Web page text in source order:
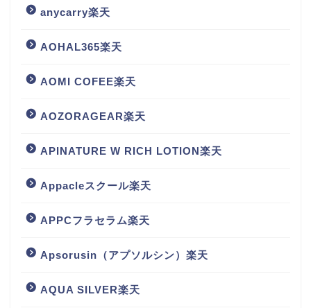
anycarry楽天
AOHAL365楽天
AOMI COFEE楽天
AOZORAGEAR楽天
APINATURE W RICH LOTION楽天
Appacleスクール楽天
APPCフラセラム楽天
Apsorusin（アプソルシン）楽天
AQUA SILVER楽天